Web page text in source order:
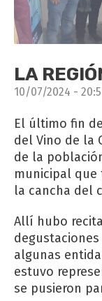
LA
10/07/2024 -
El último fin
del Vino de la
de la
municipal que
la cancha del
Allí hubo
algunas
estuvo
se pusieron